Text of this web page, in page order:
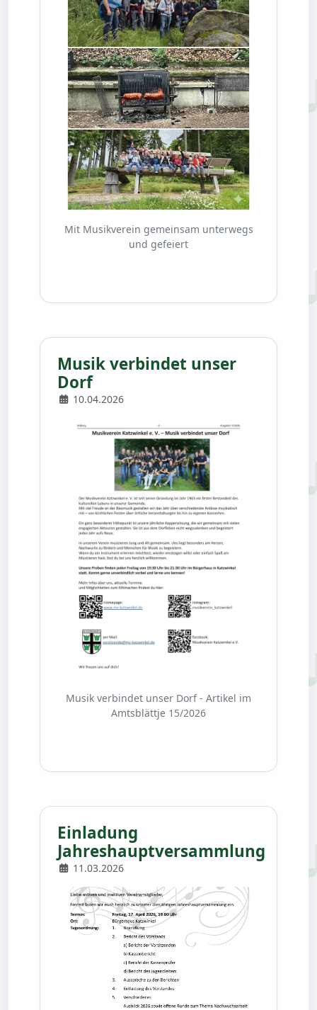
Mit Musikverein gemeinsam unterwegs
und gefeiert
Musik verbindet unser
Dorf
10.04.2026
Musik verbindet unser Dorf - Artikel im
Amtsblättje 15/2026
Einladung
Jahreshauptversammlung
11.03.2026